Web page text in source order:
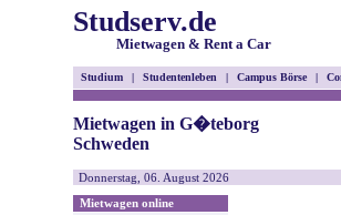
Studserv.de
Mietwagen & Rent a Car
Studium | Studentenleben | Campus Börse |
Mietwagen in G�teborg
Schweden
Donnerstag, 06. August 2026
Mietwagen online